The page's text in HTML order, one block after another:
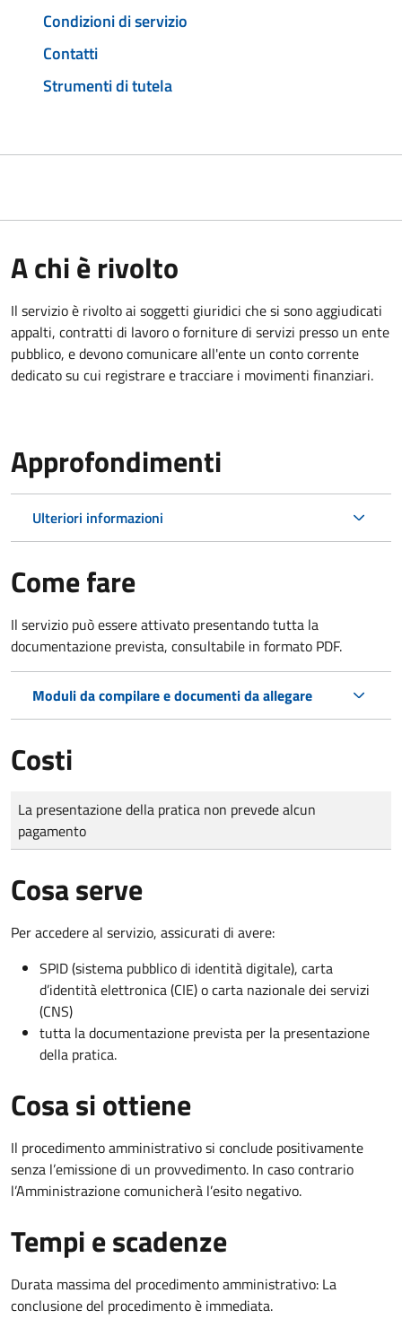
Condizioni di servizio
Contatti
Strumenti di tutela
A chi è rivolto
Il servizio è rivolto ai soggetti giuridici che si sono aggiudicati
appalti, contratti di lavoro o forniture di servizi presso un ente
pubblico, e devono comunicare all'ente un conto corrente
dedicato su cui registrare e tracciare i movimenti finanziari.
Approfondimenti
Ulteriori informazioni
Come fare
Il servizio può essere attivato presentando tutta la
documentazione prevista, consultabile in formato PDF.
Moduli da compilare e documenti da allegare
Costi
Tipo di pagamento
Importo
La presentazione della pratica non prevede alcun
pagamento
Cosa serve
Per accedere al servizio, assicurati di avere:
SPID (sistema pubblico di identità digitale), carta
d’identità elettronica (CIE) o carta nazionale dei servizi
(CNS)
tutta la documentazione prevista per la presentazione
della pratica.
Cosa si ottiene
Il procedimento amministrativo si conclude positivamente
senza l’emissione di un provvedimento. In caso contrario
l’Amministrazione comunicherà l’esito negativo.
Tempi e scadenze
Durata massima del procedimento amministrativo: La
conclusione del procedimento è immediata.